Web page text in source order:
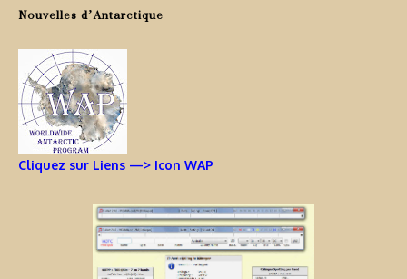
Nouvelles d’Antarctique
Cliquez sur Liens —> Icon WAP